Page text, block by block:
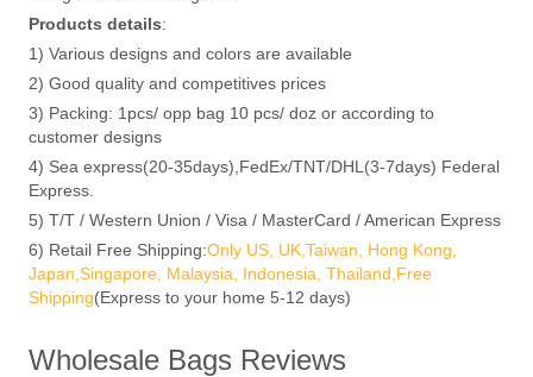
Products details:
1) Various designs and colors are available
2) Good quality and competitives prices
3) Packing: 1pcs/ opp bag 10 pcs/ doz or according to
customer designs
4) Sea express(20-35days),FedEx/TNT/DHL(3-7days) Federal
Express.
5) T/T / Western Union / Visa / MasterCard / American Express
6) Retail Free Shipping:Only US, UK,Taiwan, Hong Kong,
Japan,Singapore, Malaysia, Indonesia, Thailand,Free
Shipping(Express to your home 5-12 days)
Wholesale Bags Reviews